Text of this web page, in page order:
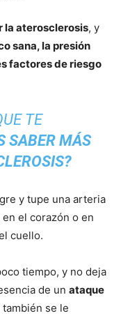
la aterosclerosis, y
sana, la presión
factores de riesgo
TE
SABER MÁS
y tupe una arteria
el corazón o en
cuello.
tiempo, y no deja
de un ataque
también se le